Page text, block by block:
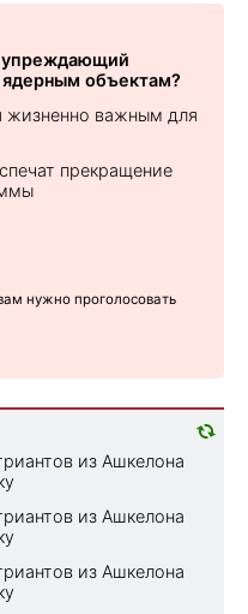
упреждающий
объектам?
жизненно важным для
прекращение
нужно проголосовать
из Ашкелона
из Ашкелона
из Ашкелона